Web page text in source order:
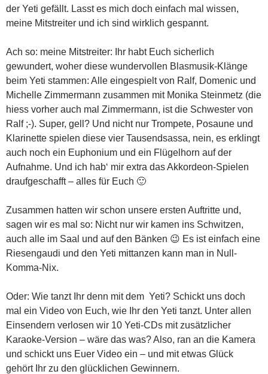
der Yeti gefällt. Lasst es mich doch einfach mal wissen,
meine Mitstreiter und ich sind wirklich gespannt.
Ach so: meine Mitstreiter: Ihr habt Euch sicherlich
gewundert, woher diese wundervollen Blasmusik-Klänge
beim Yeti stammen: Alle eingespielt von Ralf, Domenic und
Michelle Zimmermann zusammen mit Monika Steinmetz (die
hiess vorher auch mal Zimmermann, ist die Schwester von
Ralf ;-). Super, gell? Und nicht nur Trompete, Posaune und
Klarinette spielen diese vier Tausendsassa, nein, es erklingt
auch noch ein Euphonium und ein Flügelhorn auf der
Aufnahme. Und ich hab‘ mir extra das Akkordeon-Spielen
draufgeschafft – alles für Euch 🙂
Zusammen hatten wir schon unsere ersten Auftritte und,
sagen wir es mal so: Nicht nur wir kamen ins Schwitzen,
auch alle im Saal und auf den Bänken 😉 Es ist einfach eine
Riesengaudi und den Yeti mittanzen kann man in Null-
Komma-Nix.
Oder: Wie tanzt Ihr denn mit dem Yeti? Schickt uns doch
mal ein Video von Euch, wie Ihr den Yeti tanzt. Unter allen
Einsendern verlosen wir 10 Yeti-CDs mit zusätzlicher
Karaoke-Version – wäre das was? Also, ran an die Kamera
und schickt uns Euer Video ein – und mit etwas Glück
gehört Ihr zu den glücklichen Gewinnern.